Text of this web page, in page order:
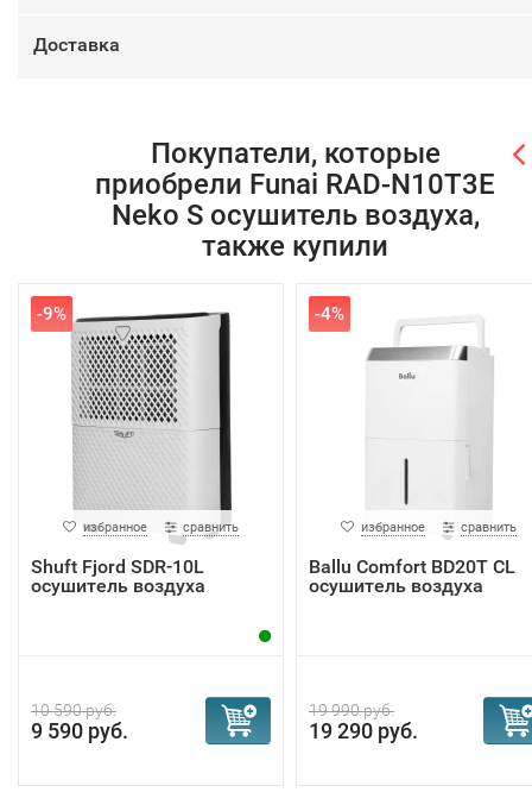
Доставка
Покупатели, которые
приобрели Funai RAD-N10T3E
Neko S осушитель воздуха,
также купили
-9%
избранное сравнить
Shuft Fjord SDR-10L
осушитель воздуха
10 590 руб.
9 590 руб.
-4%
избранное сравнить
Ballu Comfort BD20T CL
осушитель воздуха
19 990 руб.
19 290 руб.